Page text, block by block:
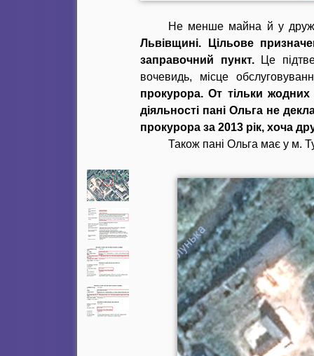
Не менше майна й у
Львівщині. Цільове
заправочний пункт.Це
вочевидь, місце
прокурора. От тільки
діяльності пані Ольга не
прокурора за 2013 рік, хоча
Також пані Ольга має у м.